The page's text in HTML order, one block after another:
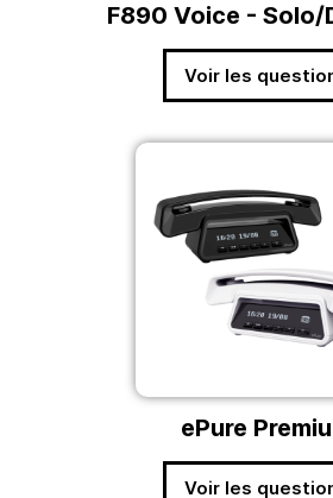
F890 Voice - Solo/
Voir les
ePure
Voir les